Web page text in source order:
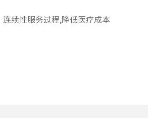
续性服务过程,降低医疗成本